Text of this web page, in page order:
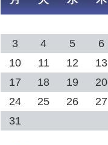
3
4 5 6
10
11 12 13
17
18 19 20
24
25 26 27
31